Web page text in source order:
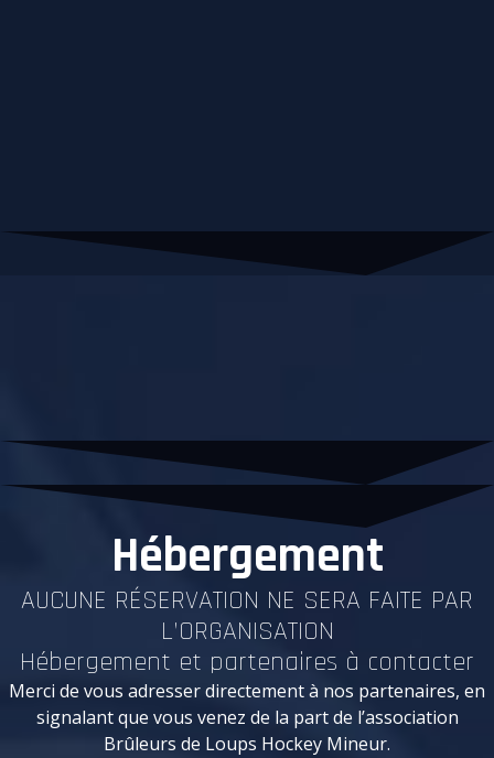
Hébergement
AUCUNE RÉSERVATION NE SERA FAITE PAR
L’ORGANISATION
Hébergement et partenaires à contacter
Merci de vous adresser directement à nos partenaires, en
signalant que vous venez de la part de l’association
Brûleurs de Loups Hockey Mineur.